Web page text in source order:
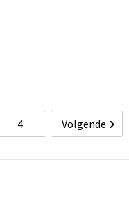
4 Volgende